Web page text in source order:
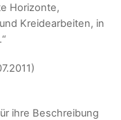
Horizonte,
Kreidearbeiten, in
ihre Beschreibung